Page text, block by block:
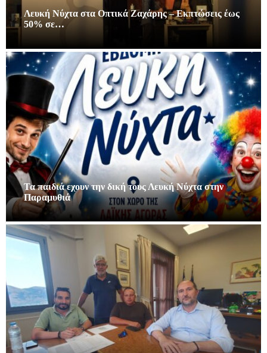
Λευκή Νύχτα στα Οπτικά Ζαχάρης – Εκπτώσεις έως
50% σε…
Τα παιδιά εχουν την δική τους Λευκή Νύχτα στην
Παραμυθιά